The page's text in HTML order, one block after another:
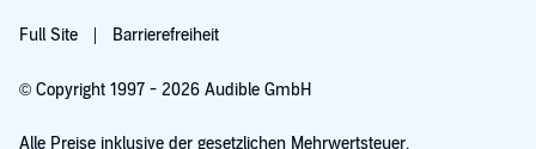
Full Site Barrierefreiheit
© Copyright 1997 - 2026 Audible GmbH
Alle Preise inklusive der gesetzlichen Mehrwertsteuer.